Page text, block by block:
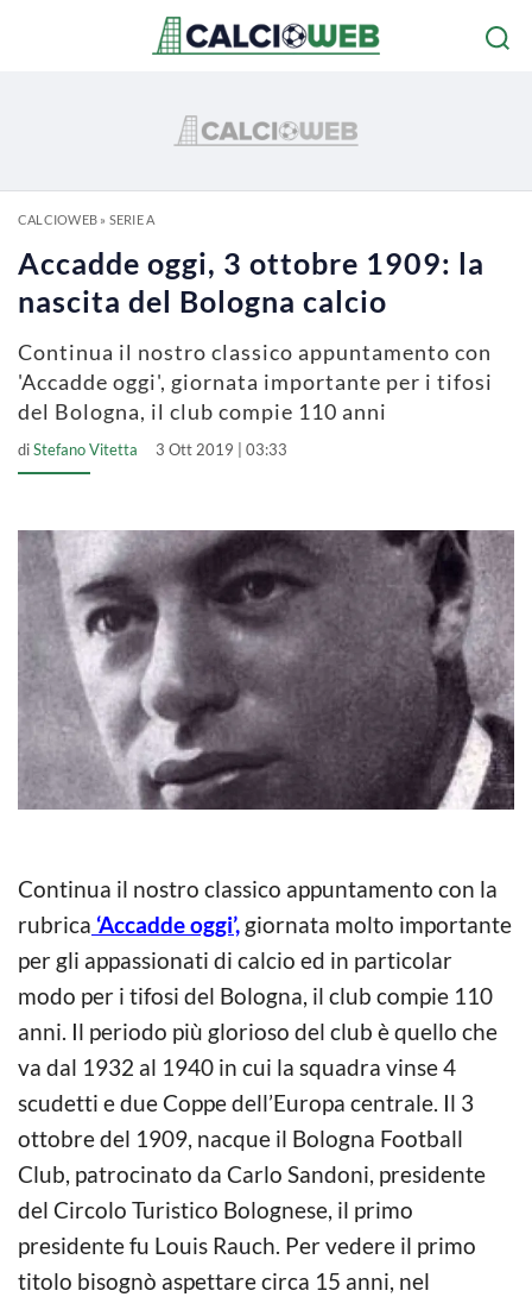
CALCIOWEB» SERIE A
Accadde oggi, 3 ottobre 1909: la
nascita del Bologna calcio
Continua il nostro classico appuntamento con
'Accadde oggi', giornata importante per i tifosi
del Bologna, il club compie 110 anni
diStefano Vitetta 3 Ott 2019 | 03:33
Continua il nostro classico appuntamento con la
rubrica ‘Accadde oggi’, giornata molto importante
per gli appassionati di calcio ed in particolar
modo per i tifosi del Bologna, il club compie 110
anni. Il periodo più glorioso del club è quello che
va dal 1932 al 1940 in cui la squadra vinse 4
scudetti e due Coppe dell’Europa centrale. Il 3
ottobre del 1909, nacque il Bologna Football
Club, patrocinato da Carlo Sandoni, presidente
del Circolo Turistico Bolognese, il primo
presidente fu Louis Rauch. Per vedere il primo
titolo bisognò aspettare circa 15 anni, nel